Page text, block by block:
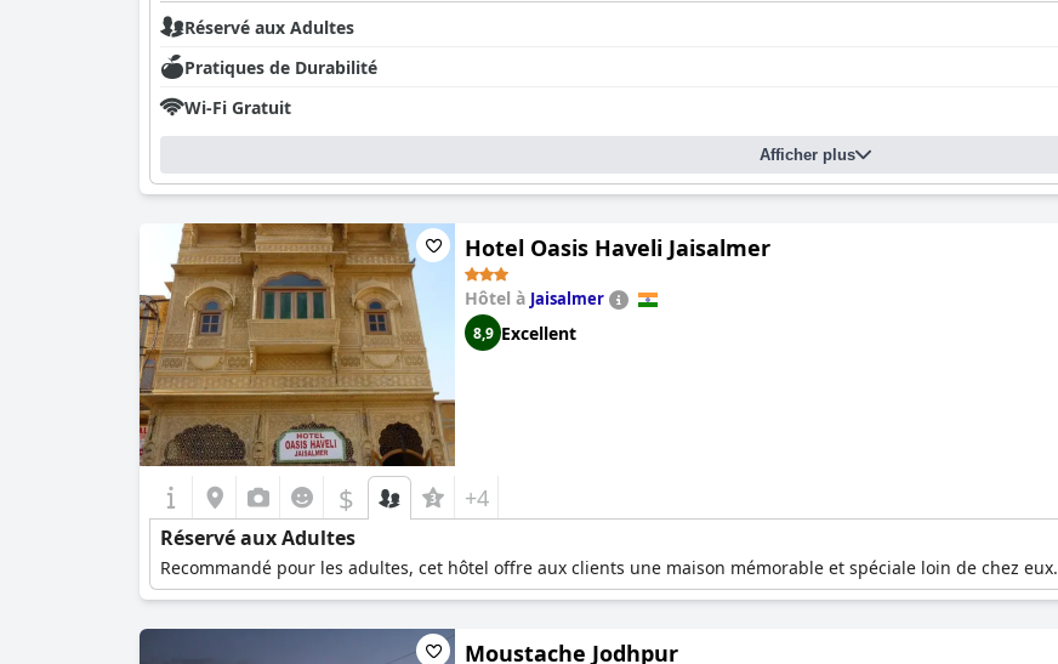
Réservé aux Adultes
Pratiques de Durabilité
Wi-Fi Gratuit
Afficher plus
Hotel Oasis Haveli Jaisalmer
Hôtel à Jaisalmer
8,9 Excellent
$ +4
Réservé aux Adultes
Recommandé pour les adultes, cet hôtel offre aux clients une maison mémorable et spéciale loin de chez eux.
Moustache Jodhpur